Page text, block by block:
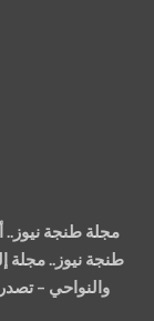
مجلة طنجة نيوز..
طنجة نيوز.. مجلة
والنواحي –